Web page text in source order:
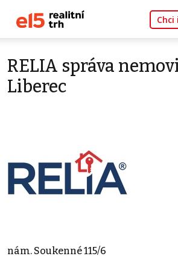
RELIA správa
Liberec
nám. Soukenné 115/6